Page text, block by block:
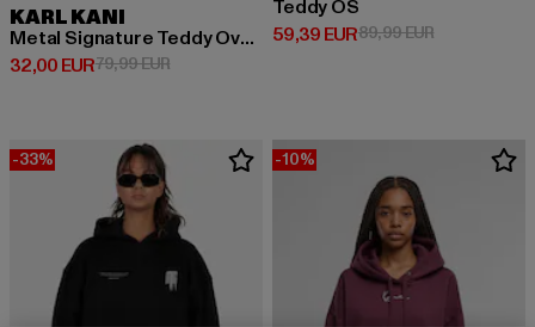
KARL KANI
Metal Signature Teddy Oversized
32,00 EUR
Derzeitiger Preis: 32,00 EUR
79,99 EURAktionspreis: 79,99 EUR
Teddy OS
59,39 EUR
Derzeitiger Preis: 59,39 EUR
89,99 EURAktionspreis:
-33% -10%